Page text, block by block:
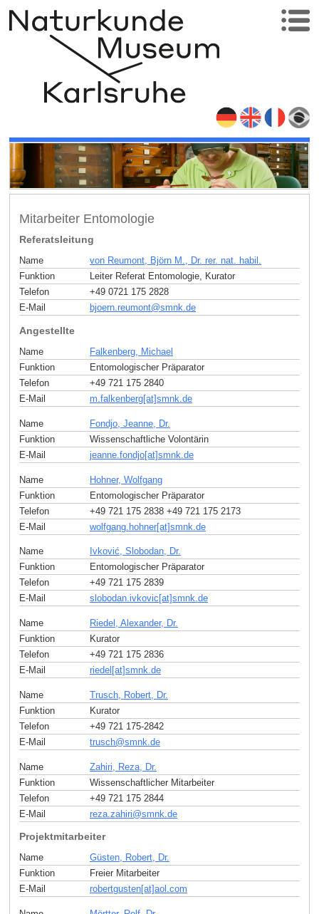
Mitarbeiter Entomologie
Referatsleitung
Name
von Reumont, Björn M., Dr. rer. nat. habil.
Funktion
Leiter Referat Entomologie, Kurator
Telefon
+49 0721 175 2828
E-Mail
bjoern.reumont@smnk.de
Angestellte
Name
Falkenberg, Michael
Funktion
Entomologischer Präparator
Telefon
+49 721 175 2840
E-Mail
m.falkenberg[at]smnk de
Name
Fondjo, Jeanne, Dr.
Funktion
Wissenschaftliche Volontärin
E-Mail
jeanne.fondjo[at]smnk de
Name
Hohner, Wolfgang
Funktion
Entomologischer Präparator
Telefon
+49 721 175 2838 +49 721 175 2173
E-Mail
wolfgang.hohner[at]smnk de
Name
Ivković, Slobodan, Dr.
Funktion
Entomologischer Präparator
Telefon
+49 721 175 2839
E-Mail
slobodan.ivkovic[at]smnk.de
Name
Riedel, Alexander, Dr.
Funktion
Kurator
Telefon
+49 721 175 2836
E-Mail
riedel[at]smnk.de
Name
Trusch, Robert, Dr.
Funktion
Kurator
Telefon
+49 721 175-2842
E-Mail
trusch@smnk de
Name
Zahiri, Reza, Dr.
Funktion
Wissenschaftlicher Mitarbeiter
Telefon
+49 721 175 2844
E-Mail
reza.zahiri@smnk de
Projektmitarbeiter
Name
Güsten, Robert, Dr.
Funktion
Freier Mitarbeiter
E-Mail
robertgusten[at]aol .com